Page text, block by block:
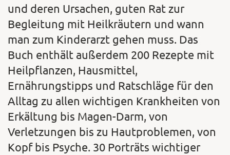
und deren Ursachen, guten Rat zur
Begleitung mit Heilkräutern und wann
man zum Kinderarzt gehen muss. Das
Buch enthält außerdem 200 Rezepte mit
Heilpflanzen, Hausmittel,
Ernährungstipps und Ratschläge für den
Alltag zu allen wichtigen Krankheiten von
Erkältung bis Magen-Darm, von
Verletzungen bis zu Hautproblemen, von
Kopf bis Psyche. 30 Porträts wichtiger